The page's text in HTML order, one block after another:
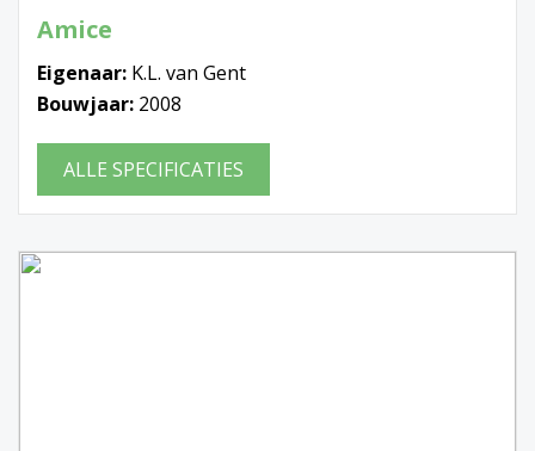
Amice
Eigenaar: K.L. van Gent
Bouwjaar: 2008
ALLE SPECIFICATIES